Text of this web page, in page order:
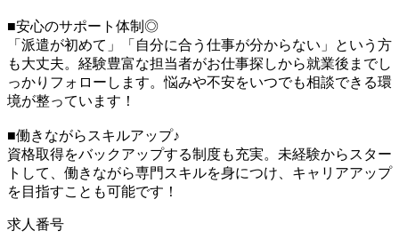
■安心のサポート体制◎
「派遣が初めて」「自分に合う仕事が分からない」という方
も大丈夫。経験豊富な担当者がお仕事探しから就業後までし
っかりフォローします。悩みや不安をいつでも相談できる環
境が整っています！
■働きながらスキルアップ♪
資格取得をバックアップする制度も充実。未経験からスター
トして、働きながら専門スキルを身につけ、キャリアアップ
を目指すことも可能です！
求人番号